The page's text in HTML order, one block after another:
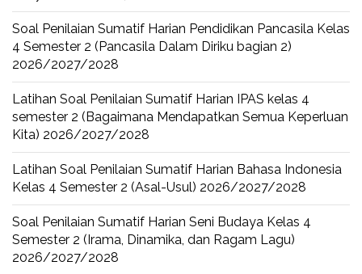
Soal Penilaian Sumatif Harian Pendidikan Pancasila Kelas
4 Semester 2 (Pancasila Dalam Diriku bagian 2)
2026/2027/2028
Latihan Soal Penilaian Sumatif Harian IPAS kelas 4
semester 2 (Bagaimana Mendapatkan Semua Keperluan
Kita) 2026/2027/2028
Latihan Soal Penilaian Sumatif Harian Bahasa Indonesia
Kelas 4 Semester 2 (Asal-Usul) 2026/2027/2028
Soal Penilaian Sumatif Harian Seni Budaya Kelas 4
Semester 2 (Irama, Dinamika, dan Ragam Lagu)
2026/2027/2028